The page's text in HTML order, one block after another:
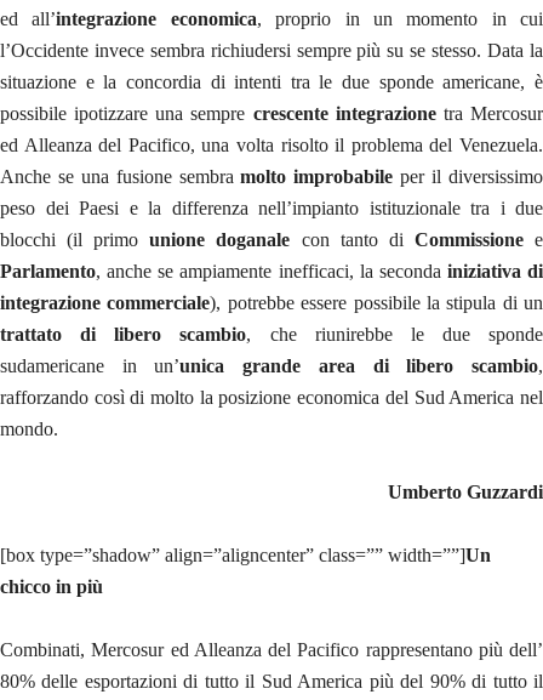
ed all’integrazione economica, proprio in un momento in cui
l’Occidente invece sembra richiudersi sempre più su se stesso. Data la
situazione e la concordia di intenti tra le due sponde americane, è
possibile ipotizzare una sempre crescente integrazionetra Mercosur
ed Alleanza del Pacifico, una volta risolto il problema del Venezuela.
Anche se una fusione sembramolto improbabile per il diversissimo
peso dei Paesi e la differenza nell’impianto istituzionale tra i due
blocchi (il primounione doganale con tanto di Commissionee
Parlamento, anche se ampiamente inefficaci, la seconda iniziativa di
integrazione commerciale), potrebbe essere possibile la stipula di un
trattato di libero scambio, che riunirebbe le due sponde
sudamericane in un’unica grande area di libero scambio,
rafforzando così di molto la posizione economica del Sud America nel
mondo.
Umberto Guzzardi
[box type=”shadow” align=”aligncenter” class=”” width=””]Un
chicco in più
Combinati, Mercosur ed Alleanza del Pacifico rappresentano più dell’
80% delle esportazioni di tutto il Sud America più del 90% di tutto il